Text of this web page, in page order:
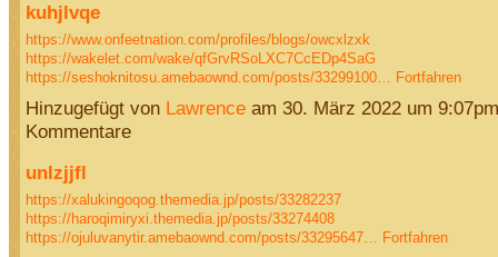
kuhjlvqe
https://www.onfeetnation.com/profiles/blogs/owcxlzxk
https://wakelet.com/wake/qfGrvRSoLXC7CcEDp4SaG
https://seshoknitosu.amebaownd.com/posts/33299100… Fortfahren
Hinzugefügt von Lawrenceam 30. März 2022 um
Kommentare
unlzjjfl
https://xalukingoqog.themedia.jp/posts/33282237
https://haroqimiryxi.themedia.jp/posts/33274408
https://ojuluvanytir.amebaownd.com/posts/33295647… Fortfahren